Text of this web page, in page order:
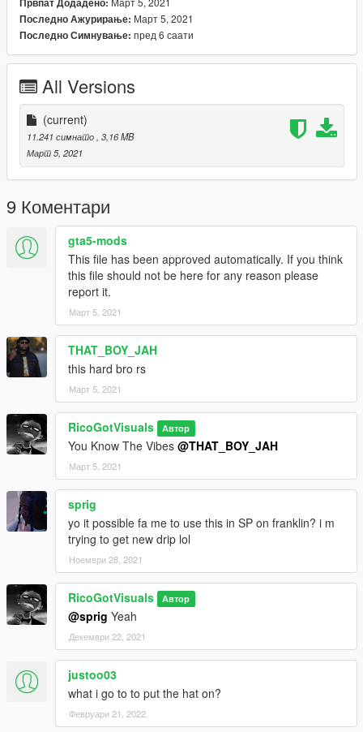
Првпат Додадено:
Последно Ажурирање: Март 5, 2021
Последно Симнување: пред 6 саати
All Versions
(current)
11.241 симнато, 3,16 MB
Март 5, 2021
9 Коментари
gta5-mods
This file has been approved automatically. If you think
this file should not be here for any reason please
report it.
Март 5, 2021
THAT_BOY_JAH
this hard bro rs
Март 5, 2021
RicoGotVisuals Автор
You Know The Vibes @THAT_BOY_JAH
Март 5, 2021
sprig
yo it possible fa me to use this in SP on franklin? i m
trying to get new drip lol
Ноември 28, 2021
RicoGotVisuals Автор
@sprig Yeah
Декември 22, 2021
justoo03
what i go to to put the hat on?
Февруари 21, 2022